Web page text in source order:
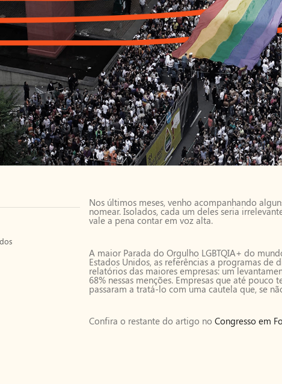
Nos últimos meses, venho acompanhando
nomear. Isolados, cada um deles seria
vale a pena contar em voz alta.
A maior Parada do Orgulho LGBTQIA+ do
Estados Unidos, as referências a programas
relatórios das maiores empresas: um
68% nessas menções. Empresas que até
passaram a tratá-lo com uma cautela que, se
Confira o restante do artigo no Congresso em